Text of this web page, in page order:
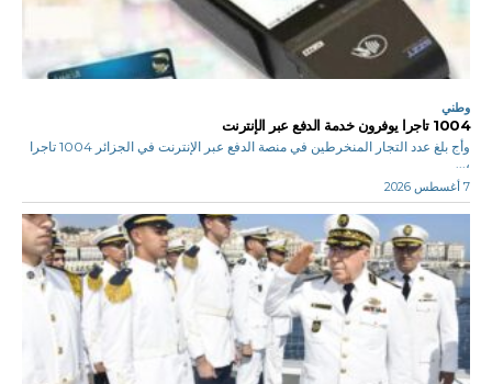
وطني
1004 تاجرا يوفرون خدمة الدفع عبر الإنترنت
وأج بلغ عدد التجار المنخرطين في منصة الدفع عبر الإنترنت في الجزائر 1004 تاجرا
،...
7 أغسطس 2026